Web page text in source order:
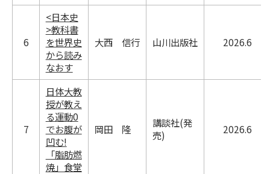
6
<日本史
>教科書
を世界史
から読み
なおす
大西 信行 山川出版社 2026.6
7
日体大教
授が教え
る運動0
でお腹が
凹む!
「脂肪燃
焼」食堂
岡田 隆
講談社(発
売)
2026.6